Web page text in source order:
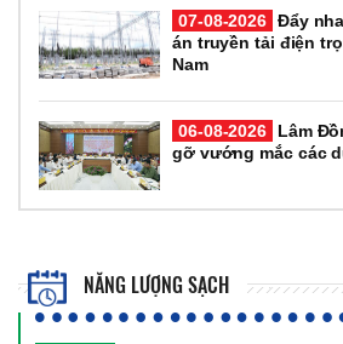
07-08-2026 Đẩy
án truyền tải điện
Nam
06-08-2026
Lâm
gỡ vướng mắc các
NĂNG LƯỢNG SẠCH